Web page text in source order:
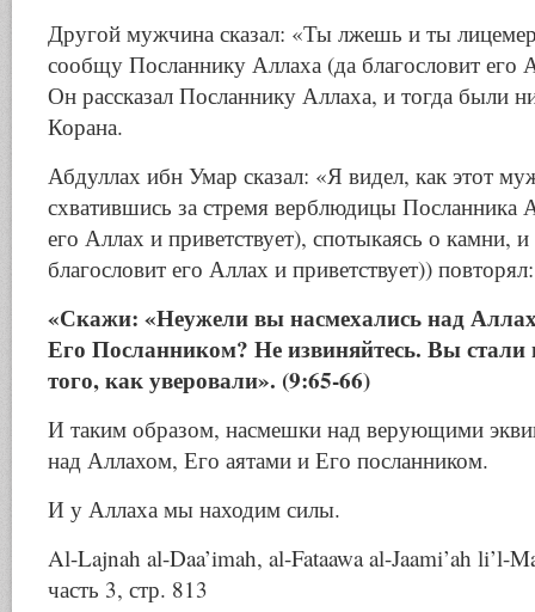
Другой мужчина сказал: «Ты лжешь и ты
сообщу Посланнику Аллаха (да благословит его
Он рассказал Посланнику Аллаха, и тогда были
Корана.
Абдуллах ибн Умар сказал: «Я видел, как этот
схватившись за стремя верблюдицы Посланника
его Аллах и приветствует), спотыкаясь о камни,
благословит его Аллах и приветствует)) повторял:
«Скажи: «Неужели вы насмехались над
Его Посланником? Не извиняйтесь. Вы
того, как уверовали». (9:65-66)
И таким образом, насмешки над верующими
над Аллахом, Его аятами и Его посланником.
И у Аллаха мы находим силы.
Al-Lajnah al-Daa’imah, al-Fataawa al-Jaami’ah li’l-
часть 3, стр. 813